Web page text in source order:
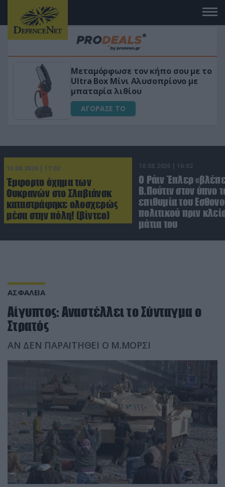
Μεταμόρφωσε τον κήπο σου με το
Ultra Box Μίνι Αλυσοπρίονο με
μπαταρία λιθίου
ΑΓΟΡΑΣΕ ΤΟ
10.08.2026 | 17:02
Έμφορτο όχημα των
Ουκρανών στο Σλαβιάνσκ
καταστράφηκε ολοσχερώς
μέσα στην πόλη! (βίντεο)
10.08.2026 | 16:02
Ο Ράιν Έπλερ
Β.Πούτιν στον ύπνο
επιθυμία του
πολιτικού πριν
μάτια του
ΑΣΦΑΛΕΙΑ
Αίγυπτος: Αναστέλλει το Σύνταγμα ο
Στρατός
ΑΝ ΔΕΝ ΠΑΡΑΙΤΗΘΕΙ Ο Μ.ΜΟΡΣΙ